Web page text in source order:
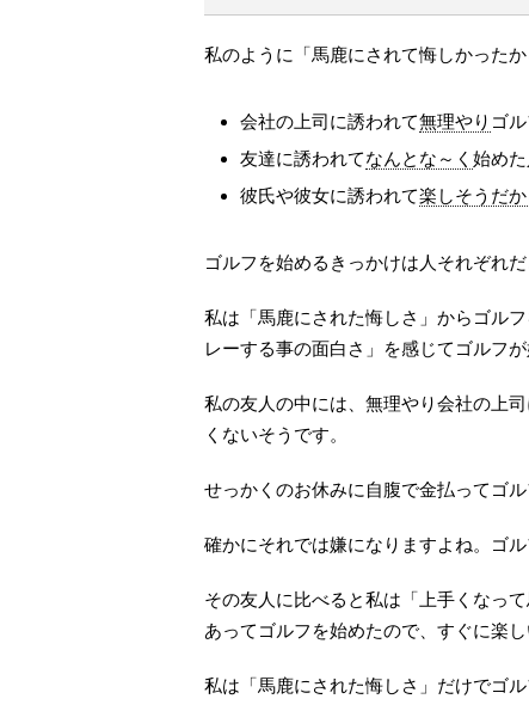
私のように「馬鹿にされて悔しかった
会社の上司に誘われて無理やり ゴ
友達に誘われてなんとな～く 始めた
彼氏や彼女に誘われて楽しそうだか
ゴルフを始めるきっかけは人それぞれだ
私は「馬鹿にされた悔しさ」からゴル
レーする事の面白さ」を感じてゴルフが
私の友人の中には、無理やり会社の上
くないそうです。
せっかくのお休みに自腹で金払ってゴ
確かにそれでは嫌になりますよね。ゴル
その友人に比べると私は「上手くなっ
あってゴルフを始めたので、すぐに楽
私は「馬鹿にされた悔しさ」だけでゴ